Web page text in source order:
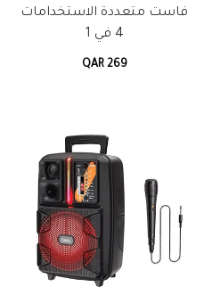
فاست متعددة الاستخدامات
4 في 1
QAR 269